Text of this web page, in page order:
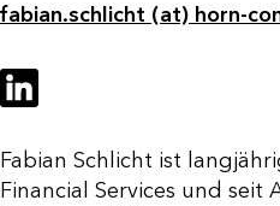
fabian.schlicht (at) horn-
Fabian Schlicht ist
Financial Services und seit